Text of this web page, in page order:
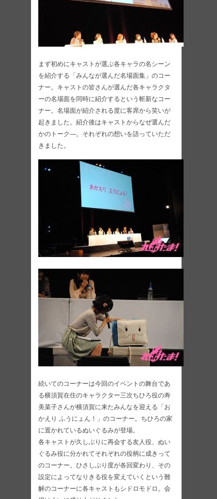
まず初めにキャストが選ぶ各キャラの名シーン
を紹介する「みんなが選んだ名場面集」のコー
ナー。キャストの皆さんが選んだ各キャラクタ
ーの名場面を同時に紹介するという斬新なコー
ナー。名場面が紹介される度に客席から笑いが
起きました。紹介後はキャストからなぜ選んだ
かのトーク―。それぞれの想いを語っていただ
きました。
続いてのコーナーは今回のイベントの舞台であ
る横須賀在住のキャラクター三次ちひろ役の寿
美菜子さんが横須賀に来たみんなを迎える「お
かえり ふうにょん！」のコーナー。ちひろの家
に置かれているぬいぐるみが登場。
各キャストが久しぶりに再会する友人役、ぬい
ぐるみ役に分かれてそれぞれの役柄に成きって
のコーナー。ひさしぶり度が各回変わり、その
設定によってなりきる役を変えていくという難
解のコーナーに各キャストもシドロモドロ。会